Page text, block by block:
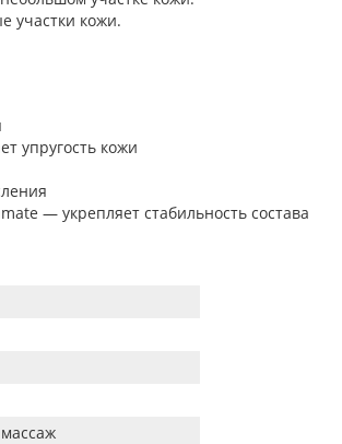
участки кожи.
упругость кожи
— укрепляет стабильность состава